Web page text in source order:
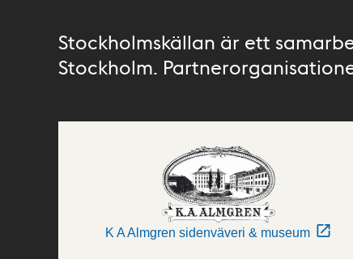
Stockholmskällan är ett
Stockholm.
K A Almgren sidenväveri & museum